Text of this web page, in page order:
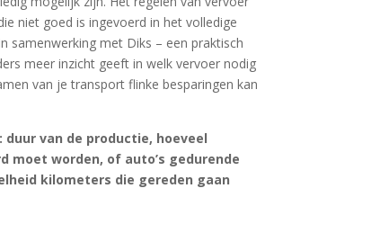
niet goed is ingevoerd in het volledige
samenwerking met Diks – een praktisch
meer inzicht geeft in welk vervoer nodig
van je transport flinke besparingen kan
duur van de productie, hoeveel
moet worden, of auto’s gedurende
kilometers die gereden gaan